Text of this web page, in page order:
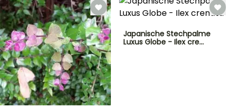
Japanische Stechpalme
Luxus Globe - Ilex cre…